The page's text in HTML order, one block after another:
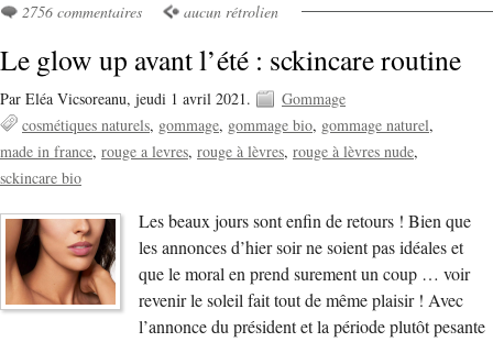
2756 commentaires aucun rétrolien
Le glow up avant l’été : sckincare routine
Par Eléa Vicsoreanu, jeudi 1 avril 2021.
Gommage
cosmétiques naturels gommage gommage bio gommage naturel
made in france rouge a levres rouge à lèvres rouge à lèvres nude
sckincare bio
Les beaux jours sont enfin de retours ! Bien que
les annonces d’hier soir ne soient pas idéales et
que le moral en prend surement un coup … voir
revenir le soleil fait tout de même plaisir ! Avec
l’annonce du président et la période plutôt pesante